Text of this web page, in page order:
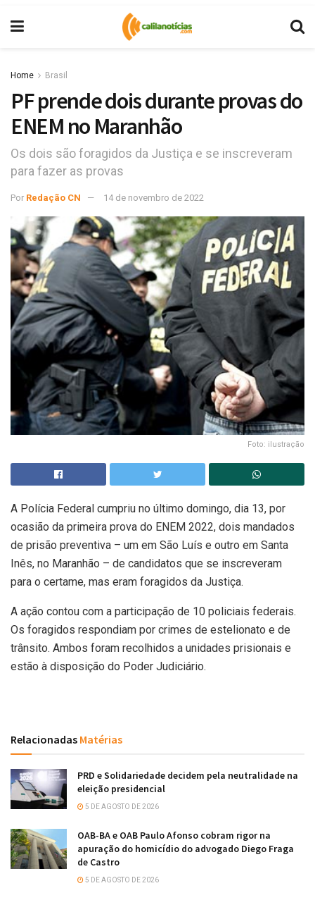
Home Brasil
PF prende dois durante provas do
ENEM no Maranhão
Os dois são foragidos da Justiça e se inscreveram
para fazer as provas
Por Redação CN 14 de novembro de 2022
Foto: ilustração
A Polícia Federal cumpriu no último domingo, dia 13, por
ocasião da primeira prova do ENEM 2022, dois mandados
de prisão preventiva – um em São Luís e outro em Santa
Inês, no Maranhão – de candidatos que se inscreveram
para o certame, mas eram foragidos da Justiça.
A ação contou com a participação de 10 policiais federais.
Os foragidos respondiam por crimes de estelionato e de
trânsito. Ambos foram recolhidos a unidades prisionais e
estão à disposição do Poder Judiciário.
Relacionadas Matérias
PRD e Solidariedade decidem pela neutralidade na
eleição presidencial
5 DE AGOSTO DE 2026
OAB-BA e OAB Paulo Afonso cobram rigor na
apuração do homicídio do advogado Diego Fraga
de Castro
5 DE AGOSTO DE 2026